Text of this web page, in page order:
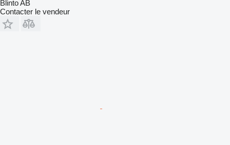
Blinto AB
Contacter le vendeur